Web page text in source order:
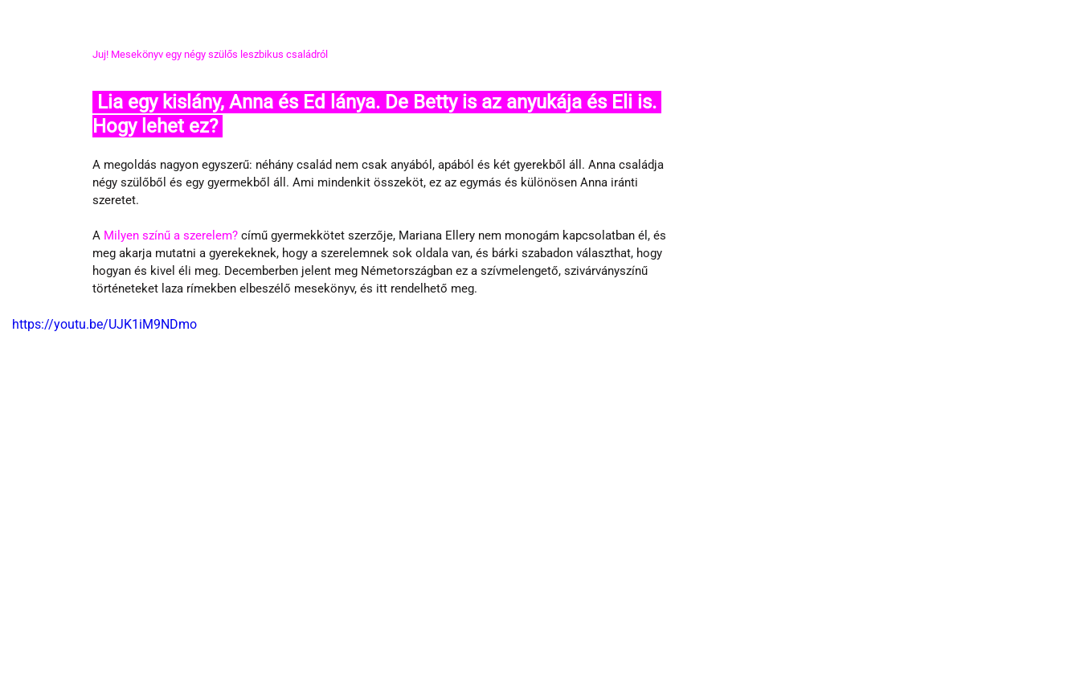
Juj! Mesekönyv egy négy szülős leszbikus családról
Hogy lehet ez?
A megoldás nagyon egyszerű: néhány család nem csak anyából, apából és két gyerekből áll. Anna családja
négy szülőből és egy gyermekből áll. Ami mindenkit összeköt, ez az egymás és különösen Anna iránti
szeretet.
A Milyen színű a szerelem? című gyermekkötet szerzője, Mariana Ellery nem monogám kapcsolatban él, és
meg akarja mutatni a gyerekeknek, hogy a szerelemnek sok oldala van, és bárki szabadon választhat, hogy
hogyan és kivel éli meg. Decemberben jelent meg Németországban ez a szívmelengető, szivárványszínű
történeteket laza rímekben elbeszélő mesekönyv, és itt rendelhető meg.
https://youtu.be/UJK1iM9NDmo